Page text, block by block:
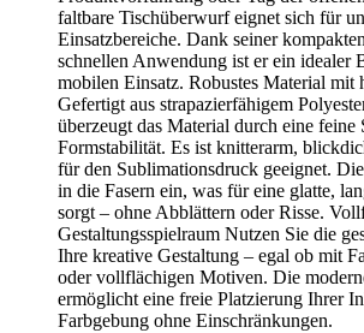
faltbare Tischüberwurf eignet sich für
Einsatzbereiche. Dank seiner
schnellen Anwendung ist er ein idealer
mobilen Einsatz. Robustes Material
Gefertigt aus strapazierfähigem
überzeugt das Material durch eine feine
Formstabilität. Es ist knitterarm,
für den Sublimationsdruck geeignet.
in die Fasern ein, was für eine glatte,
sorgt – ohne Abblättern oder Risse.
Gestaltungsspielraum Nutzen Sie die
Ihre kreative Gestaltung – egal ob mit
oder vollflächigen Motiven. Die
ermöglicht eine freie Platzierung Ihrer
Farbgebung ohne Einschränkungen.